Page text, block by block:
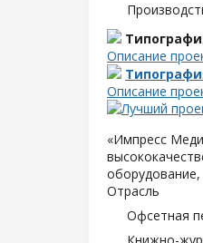
Описание
Описание
«Импресс
оборудование,
Отрасль
Офсетная